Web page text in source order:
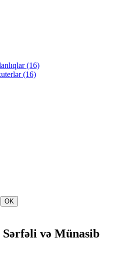
(16)
(16)
OK
və Münasib